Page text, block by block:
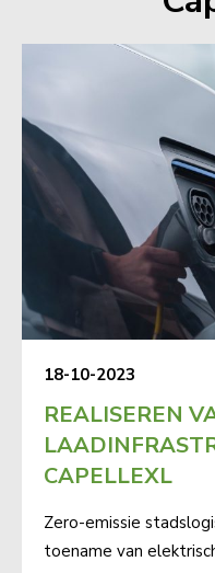
18-10-2023
REALISEREN
CAPELLEXL
Zero-emissie
toename van